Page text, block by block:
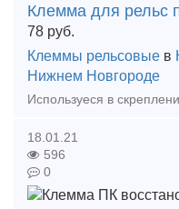
Клемма для рельс
78 руб.
Клеммы рельсовые в
Нижнем Новгороде
18.01.21
596
0